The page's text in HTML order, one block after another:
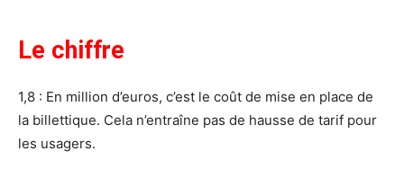
Le chiffre
1,8 : En million d’euros, c’est le coût de mise en place de
la billettique. Cela n’entraîne pas de hausse de tarif pour
les usagers.